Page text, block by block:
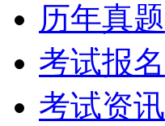
历年真题
考试报名
考试资讯